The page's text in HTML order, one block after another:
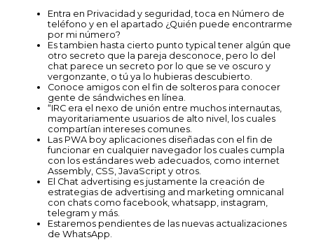
Entra en Privacidad y seguridad, toca en Número de
teléfono y en el apartado ¿Quién puede encontrarme
por mi número?
Es tambien hasta cierto punto typical tener algún que
otro secreto que la pareja desconoce, pero lo del
chat parece un secreto por lo que se ve oscuro y
vergonzante, o tú ya lo hubieras descubierto.
Conoce amigos con el fin de solteros para conocer
gente de sándwiches en línea.
“IRC era el nexo de unión entre muchos internautas,
mayoritariamente usuarios de alto nivel, los cuales
compartían intereses comunes.
Las PWA boy aplicaciones diseñadas con el fin de
funcionar en cualquier navegador los cuales cumpla
con los estándares web adecuados, como internet
Assembly, CSS, JavaScript y otros.
El Chat advertising es justamente la creación de
estrategias de advertising and marketing omnicanal
con chats como facebook, whatsapp, instagram,
telegram y más.
Estaremos pendientes de las nuevas actualizaciones
de WhatsApp.